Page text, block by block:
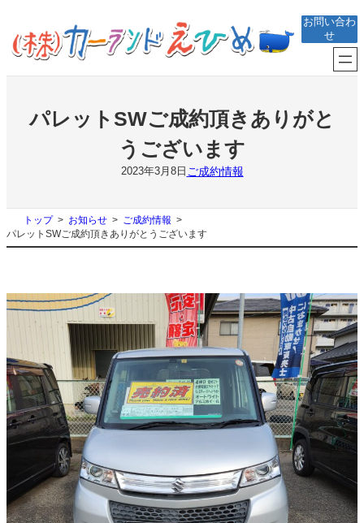
を
ス
キ
お問い合わ
せ
パレットSWご成約頂きありがと
うございます
2023年3月8日 ご成約情報
トップ お知らせ
ご成約情報
パレットSWご成約頂きありがとうございます